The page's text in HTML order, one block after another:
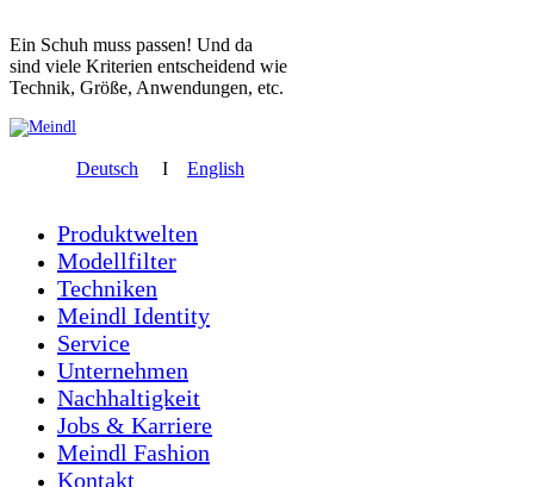
Ein Schuh muss passen! Und da
sind viele Kriterien entscheidend wie
Technik, Größe, Anwendungen, etc.
Deutsch I English
Produktwelten
Modellfilter
Techniken
Meindl Identity
Service
Unternehmen
Nachhaltigkeit
Jobs & Karriere
Meindl Fashion
Kontakt